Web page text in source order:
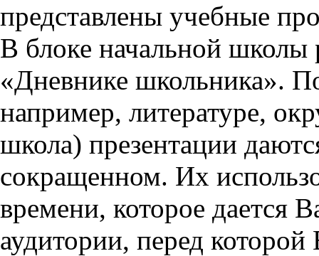
представлены учебные
В блоке начальной школы
«Дневнике школьника».
например, литературе,
школа) презентации
сокращенном. Их
времени, которое дается
аудитории, перед